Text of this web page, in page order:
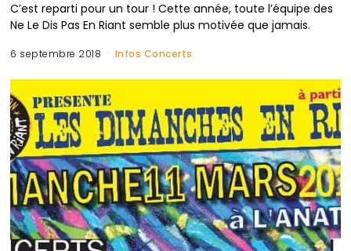
C’est reparti pour un tour ! Cette année, toute l’équipe des
Ne Le Dis Pas En Riant semble plus motivée que jamais.
6 septembre 2018 Infos Concerts